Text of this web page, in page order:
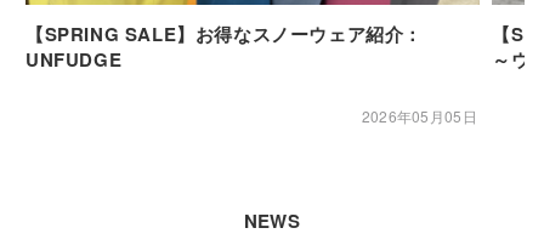
【SPRING SALE】お得なスノーウェア紹介：
UNFUDGE
2026年05月05日
【
～ウ
NEWS